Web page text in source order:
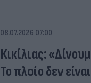
08.07.2026 07:00
Κικίλιας:
Το πλοίο δεν